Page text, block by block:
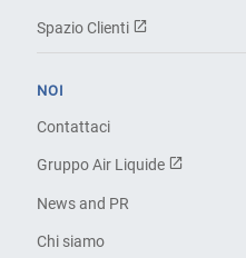
Spazio Clienti
NOI
Contattaci
Gruppo Air Liquide
News and PR
Chi siamo